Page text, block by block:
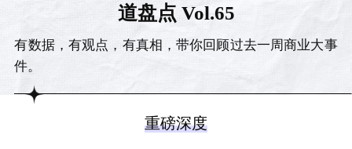
道盘点 Vol.65
有数据，有观点，有真相，带你回顾过去一周商业大事
件。
重磅深度